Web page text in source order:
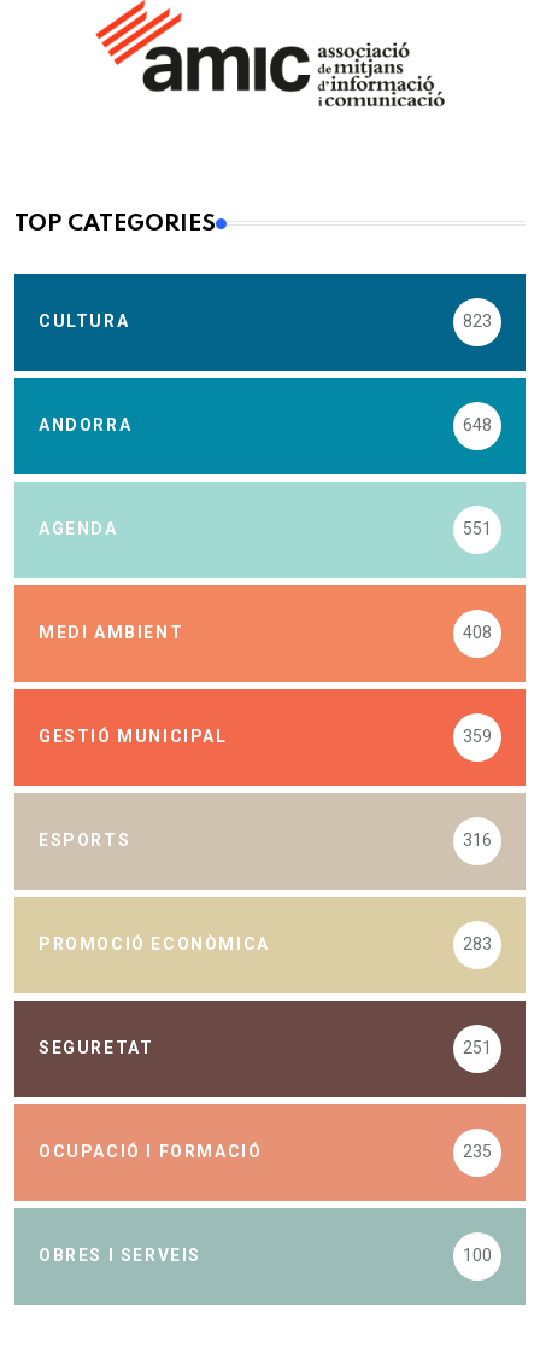
TOP CATEGORIES
CULTURA 823
ANDORRA 648
AGENDA 551
MEDI AMBIENT 408
GESTIÓ MUNICIPAL 359
ESPORTS 316
PROMOCIÓ ECONÒMICA 283
SEGURETAT 251
OCUPACIÓ I FORMACIÓ 235
OBRES I SERVEIS 100